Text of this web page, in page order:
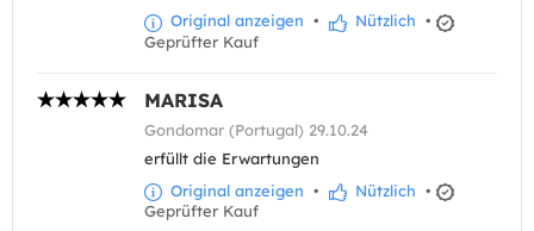
Original anzeigen • Nützlich •
Geprüfter Kauf
MARISA
Gondomar (Portugal) 29.10.24
erfüllt die Erwartungen
Original anzeigen • Nützlich •
Geprüfter Kauf